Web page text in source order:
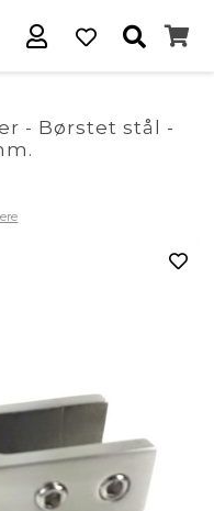
- Børstet stål -